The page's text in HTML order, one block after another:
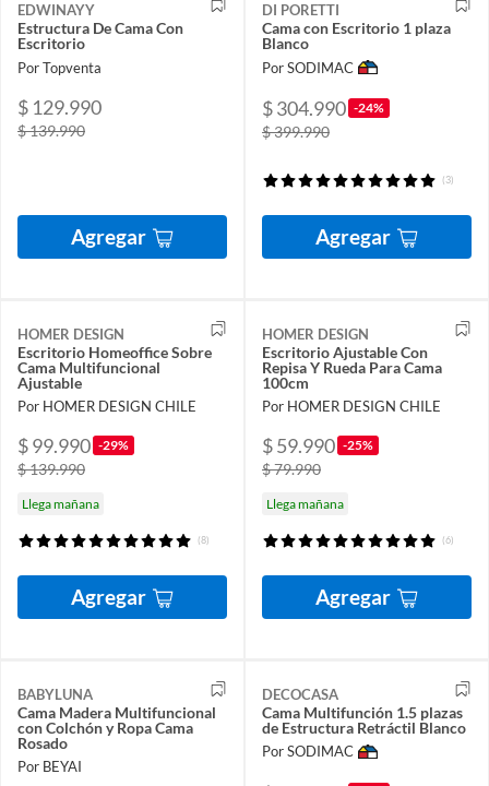
EDWINAYY
Estructura De Cama Con
Escritorio
Por Topventa
$ 129.990
$ 139.990
Agregar
DI PORETTI
Cama con Escritorio 1 plaza
Blanco
Por SODIMAC
$ 304.990 -24%
$ 399.990
(3)
Agregar
HOMER DESIGN
Escritorio Homeoffice Sobre
Cama Multifuncional
Ajustable
Por HOMER DESIGN CHILE
$ 99.990 -29%
$ 139.990
Llega mañana
(8)
Agregar
HOMER DESIGN
Escritorio Ajustable Con
Repisa Y Rueda Para Cama
100cm
Por HOMER DESIGN CHILE
$ 59.990 -25%
$ 79.990
Llega mañana
(6)
Agregar
BABYLUNA
Cama Madera Multifuncional
con Colchón y Ropa Cama
Rosado
Por BEYAI
DECOCASA
Cama Multifunción 1.5 plazas
de Estructura Retráctil Blanco
Por SODIMAC